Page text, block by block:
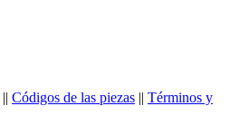
|| Códigos de las piezas || Términos y